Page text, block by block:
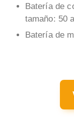
Batería de
tamaño: 50
Batería de